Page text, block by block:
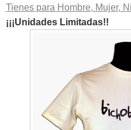
Tienes para Hombre, Mujer,
¡¡¡Unidades Limitadas!!